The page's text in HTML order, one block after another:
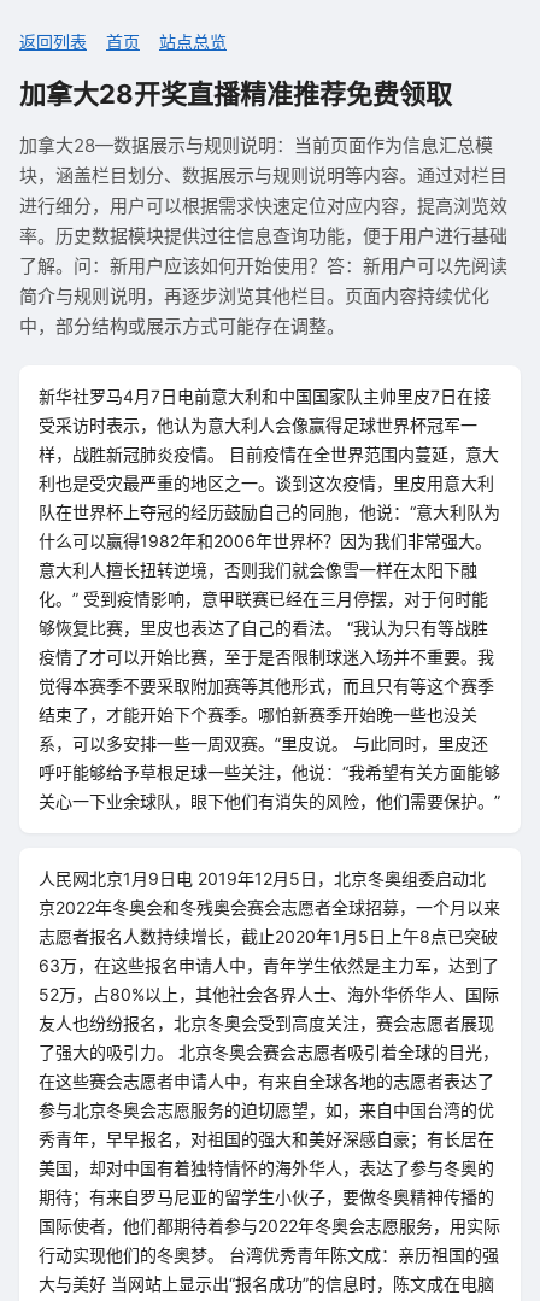
返回列表 首页 站点总览
加拿大28开奖直播精准推荐免费领取
加拿大28—数据展示与规则说明：当前页面作为信息汇总模
块，涵盖栏目划分、数据展示与规则说明等内容。通过对栏目
进行细分，用户可以根据需求快速定位对应内容，提高浏览效
率。历史数据模块提供过往信息查询功能，便于用户进行基础
了解。问：新用户应该如何开始使用？答：新用户可以先阅读
简介与规则说明，再逐步浏览其他栏目。页面内容持续优化
中，部分结构或展示方式可能存在调整。
新华社罗马4月7日电前意大利和中国国家队主帅里皮7日在接
受采访时表示，他认为意大利人会像赢得足球世界杯冠军一
样，战胜新冠肺炎疫情。 目前疫情在全世界范围内蔓延，意大
利也是受灾最严重的地区之一。谈到这次疫情，里皮用意大利
队在世界杯上夺冠的经历鼓励自己的同胞，他说：“意大利队为
什么可以赢得1982年和2006年世界杯？因为我们非常强大。
意大利人擅长扭转逆境，否则我们就会像雪一样在太阳下融
化。” 受到疫情影响，意甲联赛已经在三月停摆，对于何时能
够恢复比赛，里皮也表达了自己的看法。 “我认为只有等战胜
疫情了才可以开始比赛，至于是否限制球迷入场并不重要。我
觉得本赛季不要采取附加赛等其他形式，而且只有等这个赛季
结束了，才能开始下个赛季。哪怕新赛季开始晚一些也没关
系，可以多安排一些一周双赛。”里皮说。 与此同时，里皮还
呼吁能够给予草根足球一些关注，他说：“我希望有关方面能够
关心一下业余球队，眼下他们有消失的风险，他们需要保护。”
人民网北京1月9日电 2019年12月5日，北京冬奥组委启动北
京2022年冬奥会和冬残奥会赛会志愿者全球招募，一个月以来
志愿者报名人数持续增长，截止2020年1月5日上午8点已突破
63万，在这些报名申请人中，青年学生依然是主力军，达到了
52万，占80%以上，其他社会各界人士、海外华侨华人、国际
友人也纷纷报名，北京冬奥会受到高度关注，赛会志愿者展现
了强大的吸引力。 北京冬奥会赛会志愿者吸引着全球的目光，
在这些赛会志愿者申请人中，有来自全球各地的志愿者表达了
参与北京冬奥会志愿服务的迫切愿望，如，来自中国台湾的优
秀青年，早早报名，对祖国的强大和美好深感自豪；有长居在
美国，却对中国有着独特情怀的海外华人，表达了参与冬奥的
期待；有来自罗马尼亚的留学生小伙子，要做冬奥精神传播的
国际使者，他们都期待着参与2022年冬奥会志愿服务，用实际
行动实现他们的冬奥梦。 台湾优秀青年陈文成：亲历祖国的强
大与美好 当网站上显示出“报名成功”的信息时，陈文成在电脑